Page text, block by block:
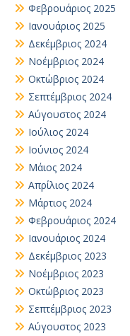
Φεβρουάριος 2025
Ιανουάριος 2025
Δεκέμβριος 2024
Νοέμβριος 2024
Οκτώβριος 2024
Σεπτέμβριος 2024
Αύγουστος 2024
Ιούλιος 2024
Ιούνιος 2024
Μάιος 2024
Απρίλιος 2024
Μάρτιος 2024
Φεβρουάριος 2024
Ιανουάριος 2024
Δεκέμβριος 2023
Νοέμβριος 2023
Οκτώβριος 2023
Σεπτέμβριος 2023
Αύγουστος 2023